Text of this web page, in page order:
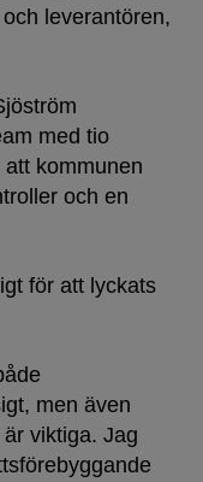
leverantören,
med tio
kommunen
och en
för att lyckats
men även
viktiga. Jag